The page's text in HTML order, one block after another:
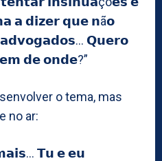
𝗮 𝗱𝗶𝘇𝗲𝗿 𝗾𝘂𝗲 𝗻ã𝗼
𝗮𝗱𝘃𝗼𝗴𝗮𝗱𝗼𝘀… 𝗤𝘂𝗲𝗿𝗼
𝗱𝗲 𝗼𝗻𝗱𝗲?”
o tema, mas
no ar:
𝗧𝘂 𝗲 𝗲𝘂